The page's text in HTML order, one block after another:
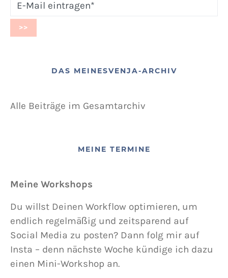
DAS MEINESVENJA-ARCHIV
Alle Beiträge im Gesamtarchiv
MEINE TERMINE
Meine Workshops
Du willst Deinen Workflow optimieren, um
endlich regelmäßig und zeitsparend auf
Social Media zu posten? Dann folg mir auf
Insta – denn nächste Woche kündige ich dazu
einen Mini-Workshop an.